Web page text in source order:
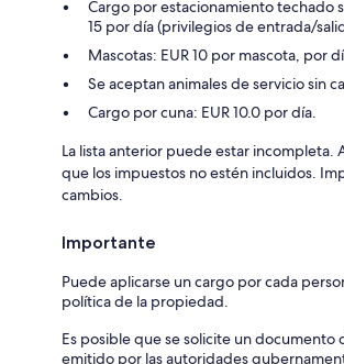
Cargo por estacionamiento techado
15 por día (privilegios de entrada/
Mascotas: EUR 10 por mascota, por
Se aceptan animales de servicio sin
Cargo por cuna: EUR 10.0 por día.
La lista anterior puede estar incompleta.
que los impuestos no estén incluidos.
cambios.
Importante
Puede aplicarse un cargo por cada
política de la propiedad.
Es posible que se solicite un
emitido por las autoridades